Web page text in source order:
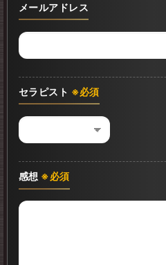
メールアドレス
セラピスト ※必須
感想 ※必須